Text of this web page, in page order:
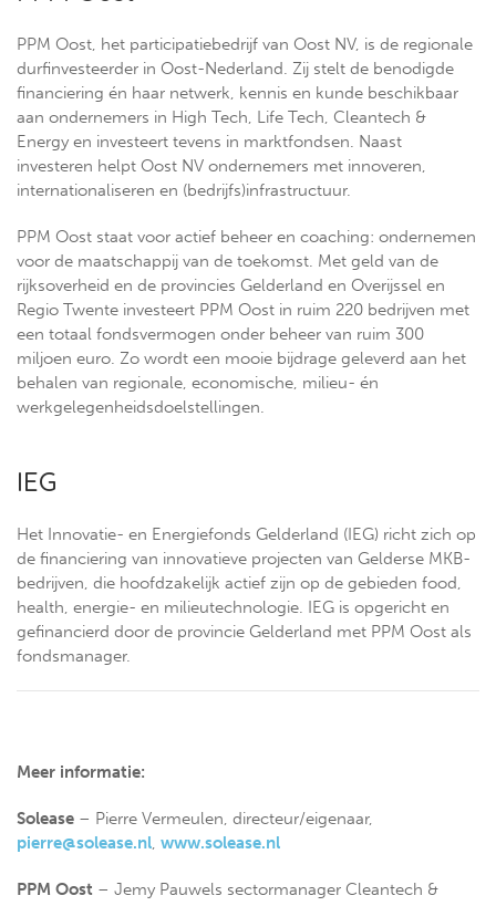
PPM Oost, het participatiebedrijf van Oost NV, is de regionale
durfinvesteerder in Oost-Nederland. Zij stelt de benodigde
financiering én haar netwerk, kennis en kunde beschikbaar
aan ondernemers in High Tech, Life Tech, Cleantech &
Energy en investeert tevens in marktfondsen. Naast
investeren helpt Oost NV ondernemers met innoveren,
internationaliseren en (bedrijfs)infrastructuur.
PPM Oost staat voor actief beheer en coaching: ondernemen
voor de maatschappij van de toekomst. Met geld van de
rijksoverheid en de provincies Gelderland en Overijssel en
Regio Twente investeert PPM Oost in ruim 220 bedrijven met
een totaal fondsvermogen onder beheer van ruim 300
miljoen euro. Zo wordt een mooie bijdrage geleverd aan het
behalen van regionale, economische, milieu- én
werkgelegenheidsdoelstellingen.
IEG
Het Innovatie- en Energiefonds Gelderland (IEG) richt zich op
de financiering van innovatieve projecten van Gelderse MKB-
bedrijven, die hoofdzakelijk actief zijn op de gebieden food,
health, energie- en milieutechnologie. IEG is opgericht en
gefinancierd door de provincie Gelderland met PPM Oost als
fondsmanager.
Meer informatie:
Solease – Pierre Vermeulen, directeur/eigenaar,
pierre@solease.nl, www.solease.nl
PPM Oost – Jemy Pauwels sectormanager Cleantech &